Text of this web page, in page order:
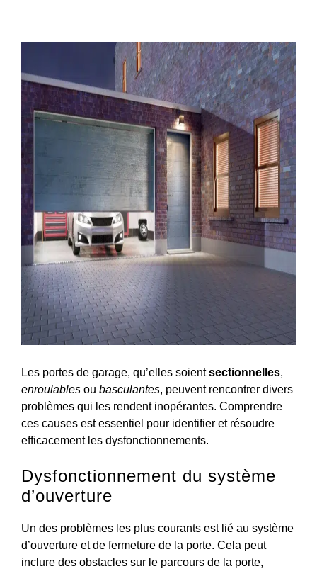
Les portes de garage, qu’elles soientsectionnelles,
enroulables ou basculantes, peuvent rencontrer divers
problèmes qui les rendent inopérantes. Comprendre
ces causes est essentiel pour identifier et résoudre
efficacement les dysfonctionnements.
Dysfonctionnement du système
d’ouverture
Un des problèmes les plus courants est lié au système
d’ouverture et de fermeture de la porte. Cela peut
inclure des obstacles sur le parcours de la porte,